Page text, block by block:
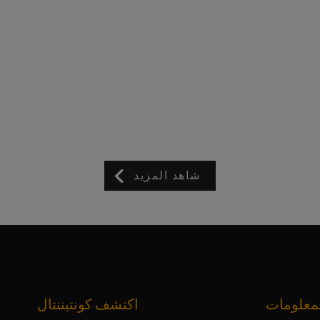
شاهد المزيد
اكتشف كونتيننتال